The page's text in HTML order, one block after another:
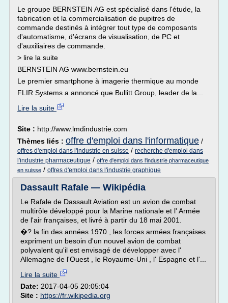
Le groupe BERNSTEIN AG est spécialisé dans l'étude, la
fabrication et la commercialisation de pupitres de
commande destinés à intégrer tout type de composants
d'automatisme, d'écrans de visualisation, de PC et
d'auxiliaires de commande.
> lire la suite
BERNSTEIN AG www.bernstein.eu
Le premier smartphone à imagerie thermique au monde
FLIR Systems a annoncé que Bullitt Group, leader de la...
Lire la suite
Site : http://www.lmdindustrie.com
Thèmes liés : offre d'emploi dans l'informatique /
offres d'emploi dans l'industrie en suisse / recherche d'emploi dans
l'industrie pharmaceutique / offre d'emploi dans l'industrie pharmaceutique
en suisse / offres d'emploi dans l'industrie graphique
Dassault Rafale — Wikipédia
Le Rafale de Dassault Aviation est un avion de combat
multirôle développé pour la Marine nationale et l' Armée
de l'air françaises, et livré à partir du 18 mai 2001.
�? la fin des années 1970 , les forces armées françaises
expriment un besoin d'un nouvel avion de combat
polyvalent qu'il est envisagé de développer avec l'
Allemagne de l'Ouest , le Royaume-Uni , l' Espagne et l'...
Lire la suite
Date: 2017-04-05 20:05:04
Site : https://fr.wikipedia.org